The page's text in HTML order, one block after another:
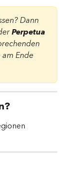
Dann
Perpetua
Ende